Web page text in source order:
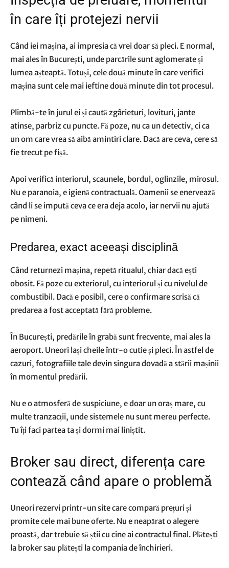
în care îți protejezi nervii
Când iei mașina, ai impresia că vrei doar să pleci. E normal,
mai ales în București, unde parcările sunt aglomerate și
lumea așteaptă. Totuși, cele două minute în care verifici
mașina sunt cele mai ieftine două minute din tot procesul.
Plimbă-te în jurul ei și caută zgârieturi, lovituri, jante
atinse, parbriz cu puncte. Fă poze, nu ca un detectiv, ci ca
un om care vrea să aibă amintiri clare. Dacă are ceva, cere să
fie trecut pe fișă.
Apoi verifică interiorul, scaunele, bordul, oglinzile, mirosul.
Nu e paranoia, e igienă contractuală. Oamenii se enervează
când li se impută ceva ce era deja acolo, iar nervii nu ajută
pe nimeni.
Predarea, exact aceeași disciplină
Când returnezi mașina, repetă ritualul, chiar dacă ești
obosit. Fă poze cu exteriorul, cu interiorul și cu nivelul de
combustibil. Dacă e posibil, cere o confirmare scrisă că
predarea a fost acceptată fără probleme.
În București, predările în grabă sunt frecvente, mai ales la
aeroport. Uneori lași cheile într-o cutie și pleci. În astfel de
cazuri, fotografiile tale devin singura dovadă a stării mașinii
în momentul predării.
Nu e o atmosferă de suspiciune, e doar un oraș mare, cu
multe tranzacții, unde sistemele nu sunt mereu perfecte.
Tu îți faci partea ta și dormi mai liniștit.
Broker sau direct, diferența care
contează când apare o problemă
Uneori rezervi printr-un site care compară prețuri și
promite cele mai bune oferte. Nu e neapărat o alegere
proastă, dar trebuie să știi cu cine ai contractul final. Plătești
la broker sau plătești la compania de închirieri.